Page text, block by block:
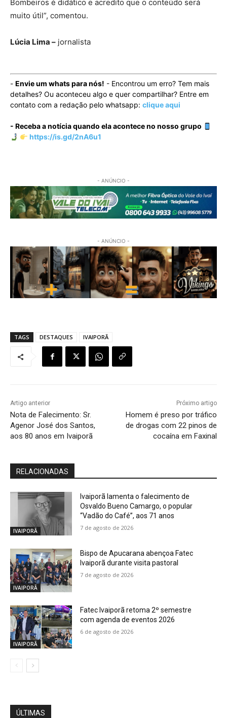
Bombeiros é didático e acredito que o conteúdo será
muito útil”, comentou.
Lúcia Lima – jornalista
- Envie um whats para nós! - Encontrou um erro? Tem mais
detalhes? Ou aconteceu algo e quer compartilhar? Entre em
contato com a redação pelo whatsapp: clique aqui
- Receba a notícia quando ela acontece no nosso grupo
https://is.gd/2nA6u1
- ANÚNCIO -
- ANÚNCIO -
TAGS DESTAQUES IVAIPORÃ
Artigo anterior
Nota de Falecimento: Sr.
Agenor José dos Santos,
aos 80 anos em Ivaiporã
Próximo artigo
Homem é preso por tráfico
de drogas com 22 pinos de
cocaína em Faxinal
RELACIONADAS
IVAIPORÃ
Ivaiporã lamenta o falecimento de
Osvaldo Bueno Camargo, o popular
“Vadão do Café”, aos 71 anos
7 de agosto de 2026
IVAIPORÃ
Bispo de Apucarana abençoa Fatec
Ivaiporã durante visita pastoral
7 de agosto de 2026
IVAIPORÃ
Fatec Ivaiporã retoma 2º semestre
com agenda de eventos 2026
6 de agosto de 2026
ÚLTIMAS